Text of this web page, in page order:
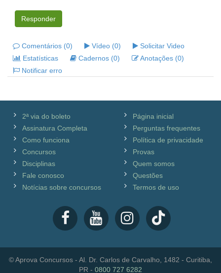
Responder
Comentários (0) Vídeo (0)
Solicitar Video
Estatísticas
Cadernos (0)
Anotações (0)
Notificar erro
2ª via do boleto
Assinatura Completa
Como funciona
Concursos
Disciplinas
Fale conosco
Notícias sobre concursos
Página inicial
Perguntas frequentes
Política de privacidade
Provas
Quem somos
Questões
Termos de uso
© Aprova Concursos - Al. Dr. Carlos de Carvalho, 1482 - Curitiba,
PR - 0800 727 6282